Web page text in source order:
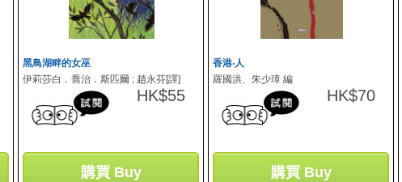
黑鳥湖畔的女巫
伊莉莎白．喬治．斯匹爾 ; 趙永芬[譯]
HK$55
購買 Buy
香港‧人
羅國洪、朱少璋 編
HK$70
購買 Buy